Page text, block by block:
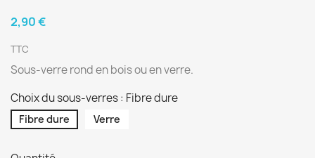
2,90 €
TTC
Sous-verre rond en bois ou en verre.
Choix du sous-verres : Fibre dure
Fibre dure Verre